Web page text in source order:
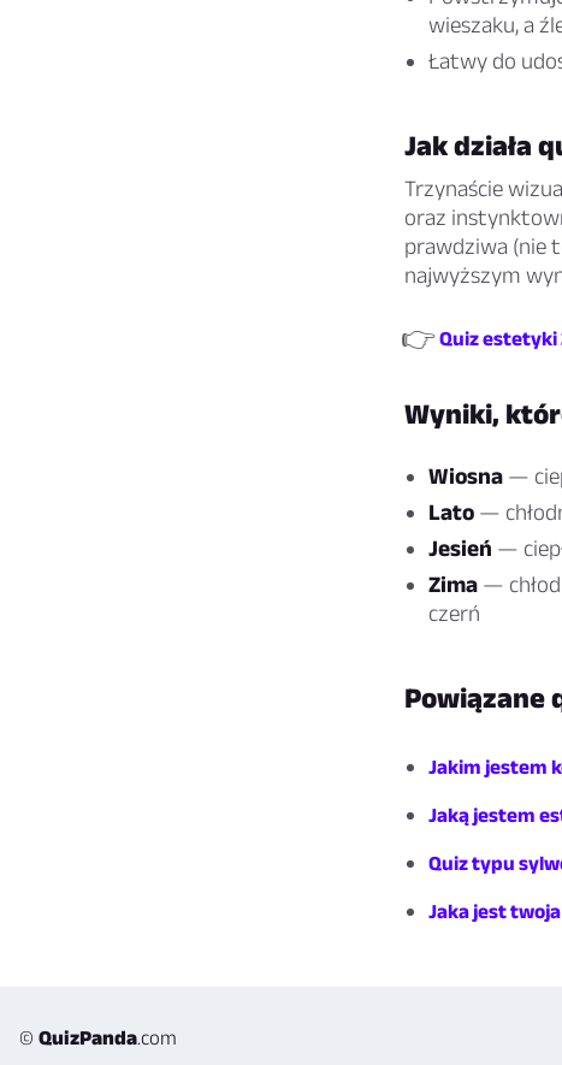
wieszaku, a
Łatwy do
Jak działa
Trzynaście
oraz
prawdziwa (nie
najwyższym
👉Quiz estetyki
Wyniki,
Wiosna —
Lato —
Jesień —
Zima —
czerń
Powiązane
Jakim jestem
Jaką jestem
Quiz typu
Jaka jest
© QuizPanda.com